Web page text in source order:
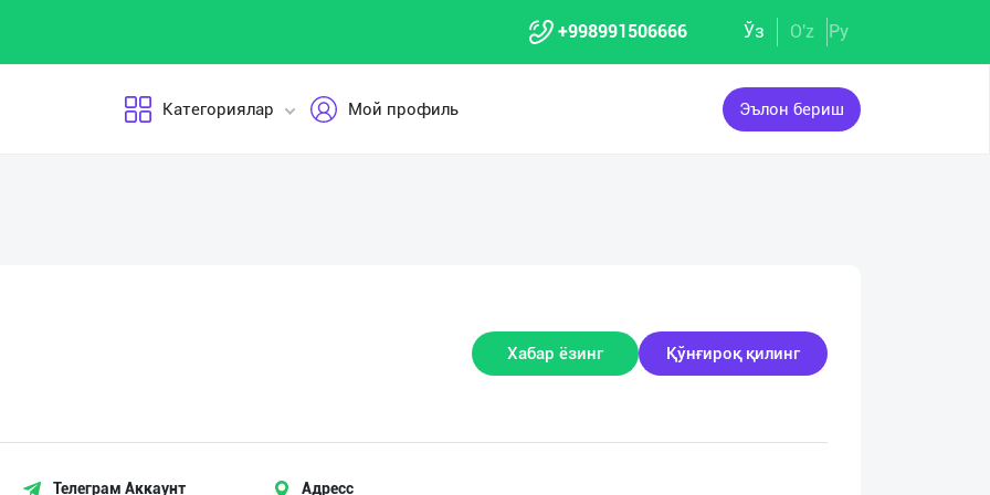
+998991506666 Ўз O'z Ру
Эълон бериш
Категориялар Мой профиль
Хабар ёзинг Қўнғироқ қилинг
Телеграм Аккаунт Адресс